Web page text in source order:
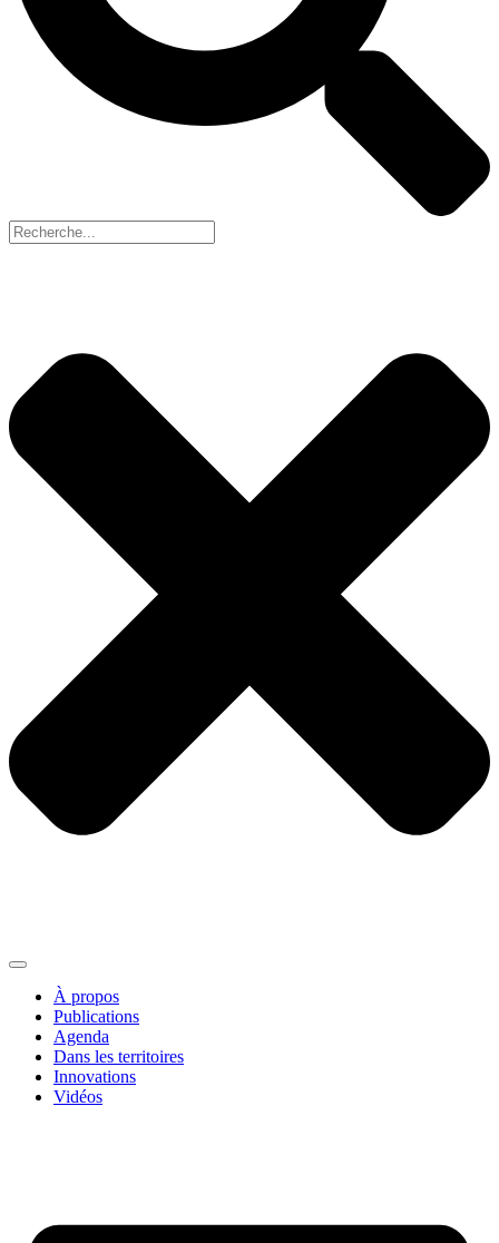
À propos
Publications
Agenda
Dans les territoires
Innovations
Vidéos